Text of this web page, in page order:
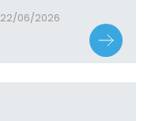
22/06/2026